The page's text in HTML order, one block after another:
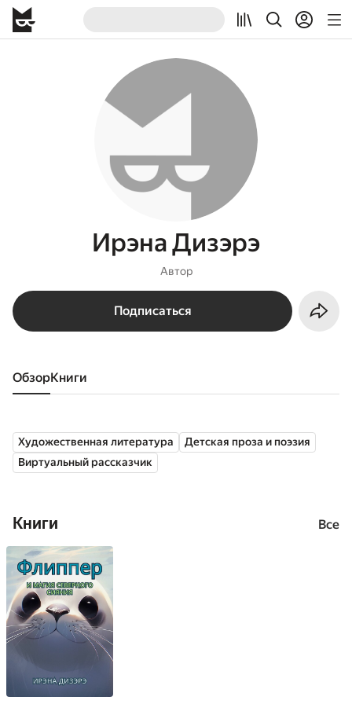
Ирэна Дизэрэ
Автор
Подписаться
Обзор книги
Художественная литература
Детская проза и поэзия
Виртуальный рассказчик
Книги Все